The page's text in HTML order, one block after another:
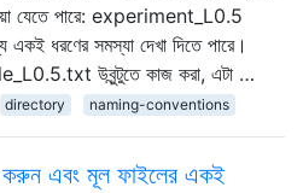
যেতে পারে: experiment_L0.5
একই ধরণের সমস্যা দেখা দিতে পারে।
উবুন্টুতে কাজ করা, এটা …
directory naming-conventions
করুন এবং মূল ফাইলের একই